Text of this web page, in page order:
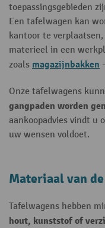
toepassingsgebieden
Een tafelwagen kan
kantoor te
materieel in een
zoals magazijnbakken
Onze tafelwagens
gangpaden worden
aankoopadvies vindt u
uw wensen voldoet.
Materiaal van
Tafelwagens hebben
hout, kunststof of